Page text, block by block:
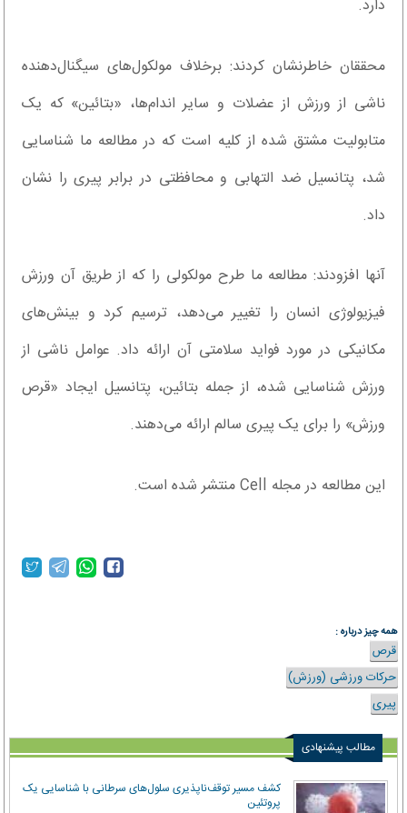
دارد.
محققان خاطرنشان کردند: برخلاف مولکول‌های سیگنال‌دهنده
ناشی از ورزش از عضلات و سایر اندام‌ها، «بتائین» که یک
متابولیت مشتق شده از کلیه است که در مطالعه ما شناسایی
شد، پتانسیل ضد التهابی و محافظتی در برابر پیری را نشان
داد.
آنها افزودند: مطالعه ما طرح مولکولی را که از طریق آن ورزش
فیزیولوژی انسان را تغییر می‌دهد، ترسیم کرد و بینش‌های
مکانیکی در مورد فواید سلامتی آن ارائه داد. عوامل ناشی از
ورزش شناسایی شده، از جمله بتائین، پتانسیل ایجاد «قرص
ورزش» را برای یک پیری سالم ارائه می‌دهند.
این مطالعه در مجله Cell منتشر شده است.
همه چیز درباره :
قرص
حرکات ورزشی (ورزش)
پیری
مطالب پیشنهادی
کشف مسیر توقف‌ناپذیری سلول‌های سرطانی با شناسایی یک
پروتئین